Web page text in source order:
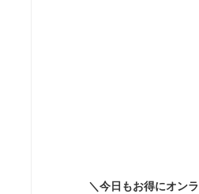
＼今日もお得にオン